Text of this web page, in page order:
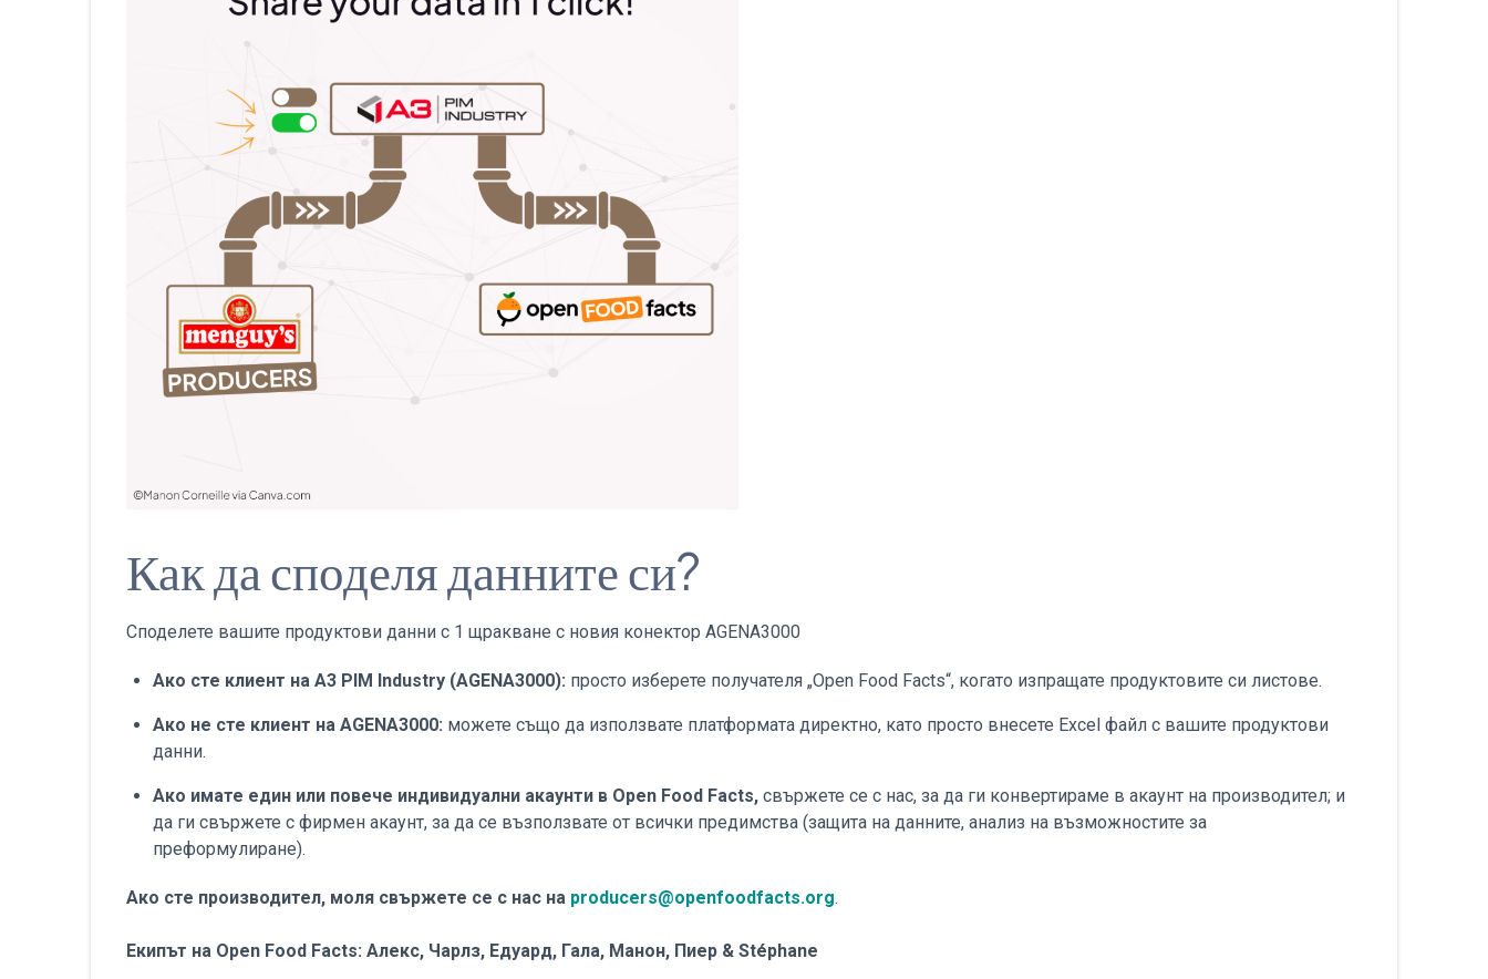
Как да споделя данните си?
Споделете вашите продуктови данни с 1 щракване с новия конектор AGENA3000
Ако сте клиент на A3 PIM Industry (AGENA3000): просто изберете получателя „Open Food Facts“, когато изпращате продуктовите си листове.
Ако не сте клиент на AGENA3000: можете също да използвате платформата директно, като просто внесете Excel файл с вашите продуктови
данни.
Ако имате един или повече индивидуални акаунти в Open Food Facts,свържете се с нас, за да ги конвертираме в акаунт на производител; и
да ги свържете с фирмен акаунт, за да се възползвате от всички предимства (защита на данните, анализ на възможностите за
преформулиране).
Ако сте производител, моля свържете се с нас на producers@openfoodfacts.org.
Екипът на Open Food Facts: Алекс, Чарлз, Едуард, Гала, Манон, Пиер & Stéphane